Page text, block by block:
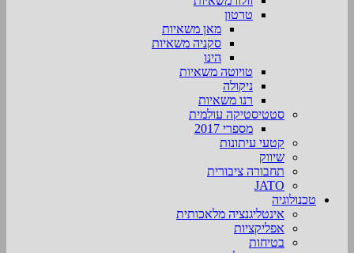
טרטון
מאן משאיות
סקניה משאיות
הינו
טויוטה משאיות
ניקולה
רנו משאיות
סטטיסטיקה עולמית
מספרי 2017
קטעי עיתונות
שיווק
תחבורה ציבורית
JATO
טכנולוגיה
אינטליגנציה מלאכותית
אפליקציות
בטיחות